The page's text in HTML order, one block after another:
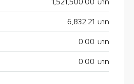
1,521,500.00 บาท
6,832.21 บาท
0.00 บาท
0.00 บาท